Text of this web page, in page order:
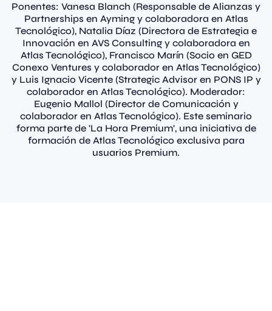
Ponentes: Vanesa Blanch (Responsable de Alianzas y
Partnerships en Ayming y colaboradora en Atlas
Tecnológico), Natalia Díaz (Directora de Estrategia e
Innovación en AVS Consulting y colaboradora en
Atlas Tecnológico), Francisco Marín (Socio en GED
Conexo Ventures y colaborador en Atlas Tecnológico)
y Luis Ignacio Vicente (Strategic Advisor en PONS IP y
colaborador en Atlas Tecnológico). Moderador:
Eugenio Mallol (Director de Comunicación y
colaborador en Atlas Tecnológico). Este seminario
forma parte de 'La Hora Premium', una iniciativa de
formación de Atlas Tecnológico exclusiva para
usuarios Premium.